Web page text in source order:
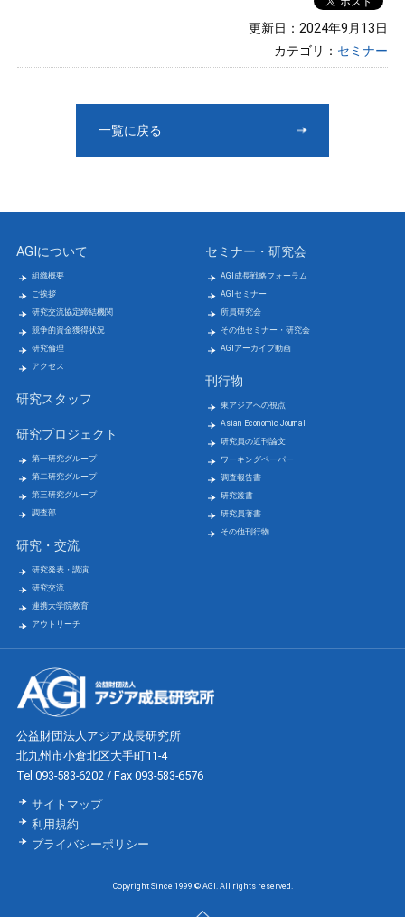
更新日：2024年9月13日
カテゴリ： セミナー
一覧に戻る
AGIについて
組織概要
ご挨拶
研究交流協定締結機関
競争的資金獲得状況
研究倫理
アクセス
研究スタッフ
研究プロジェクト
第一研究グループ
第二研究グループ
第三研究グループ
調査部
研究・交流
研究発表・講演
研究交流
連携大学院教育
アウトリーチ
セミナー・研究会
AGI成長戦略フォーラム
AGIセミナー
所員研究会
その他セミナー・研究会
AGIアーカイブ動画
刊行物
東アジアへの視点
Asian Economic Journal
研究員の近刊論文
ワーキングペーパー
調査報告書
研究叢書
研究員著書
その他刊行物
公益財団法人アジア成長研究所
北九州市小倉北区大手町11-4
Tel 093-583-6202 / Fax 093-583-6576
サイトマップ
利用規約
プライバシーポリシー
Copyright Since 1999 © AGI. All rights reserved.